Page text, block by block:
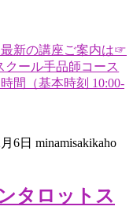
新の講座ご案内は☞
クール手品師コース
間（基本時刻 10:00-
6日 minamisakikaho
タロットス